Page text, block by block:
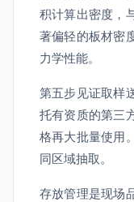
积计算出密度，
著偏轻的板材密
力学性能。
第五步见证取样
托有资质的第三
格再大批量使用
同区域抽取。
存放管理是现场